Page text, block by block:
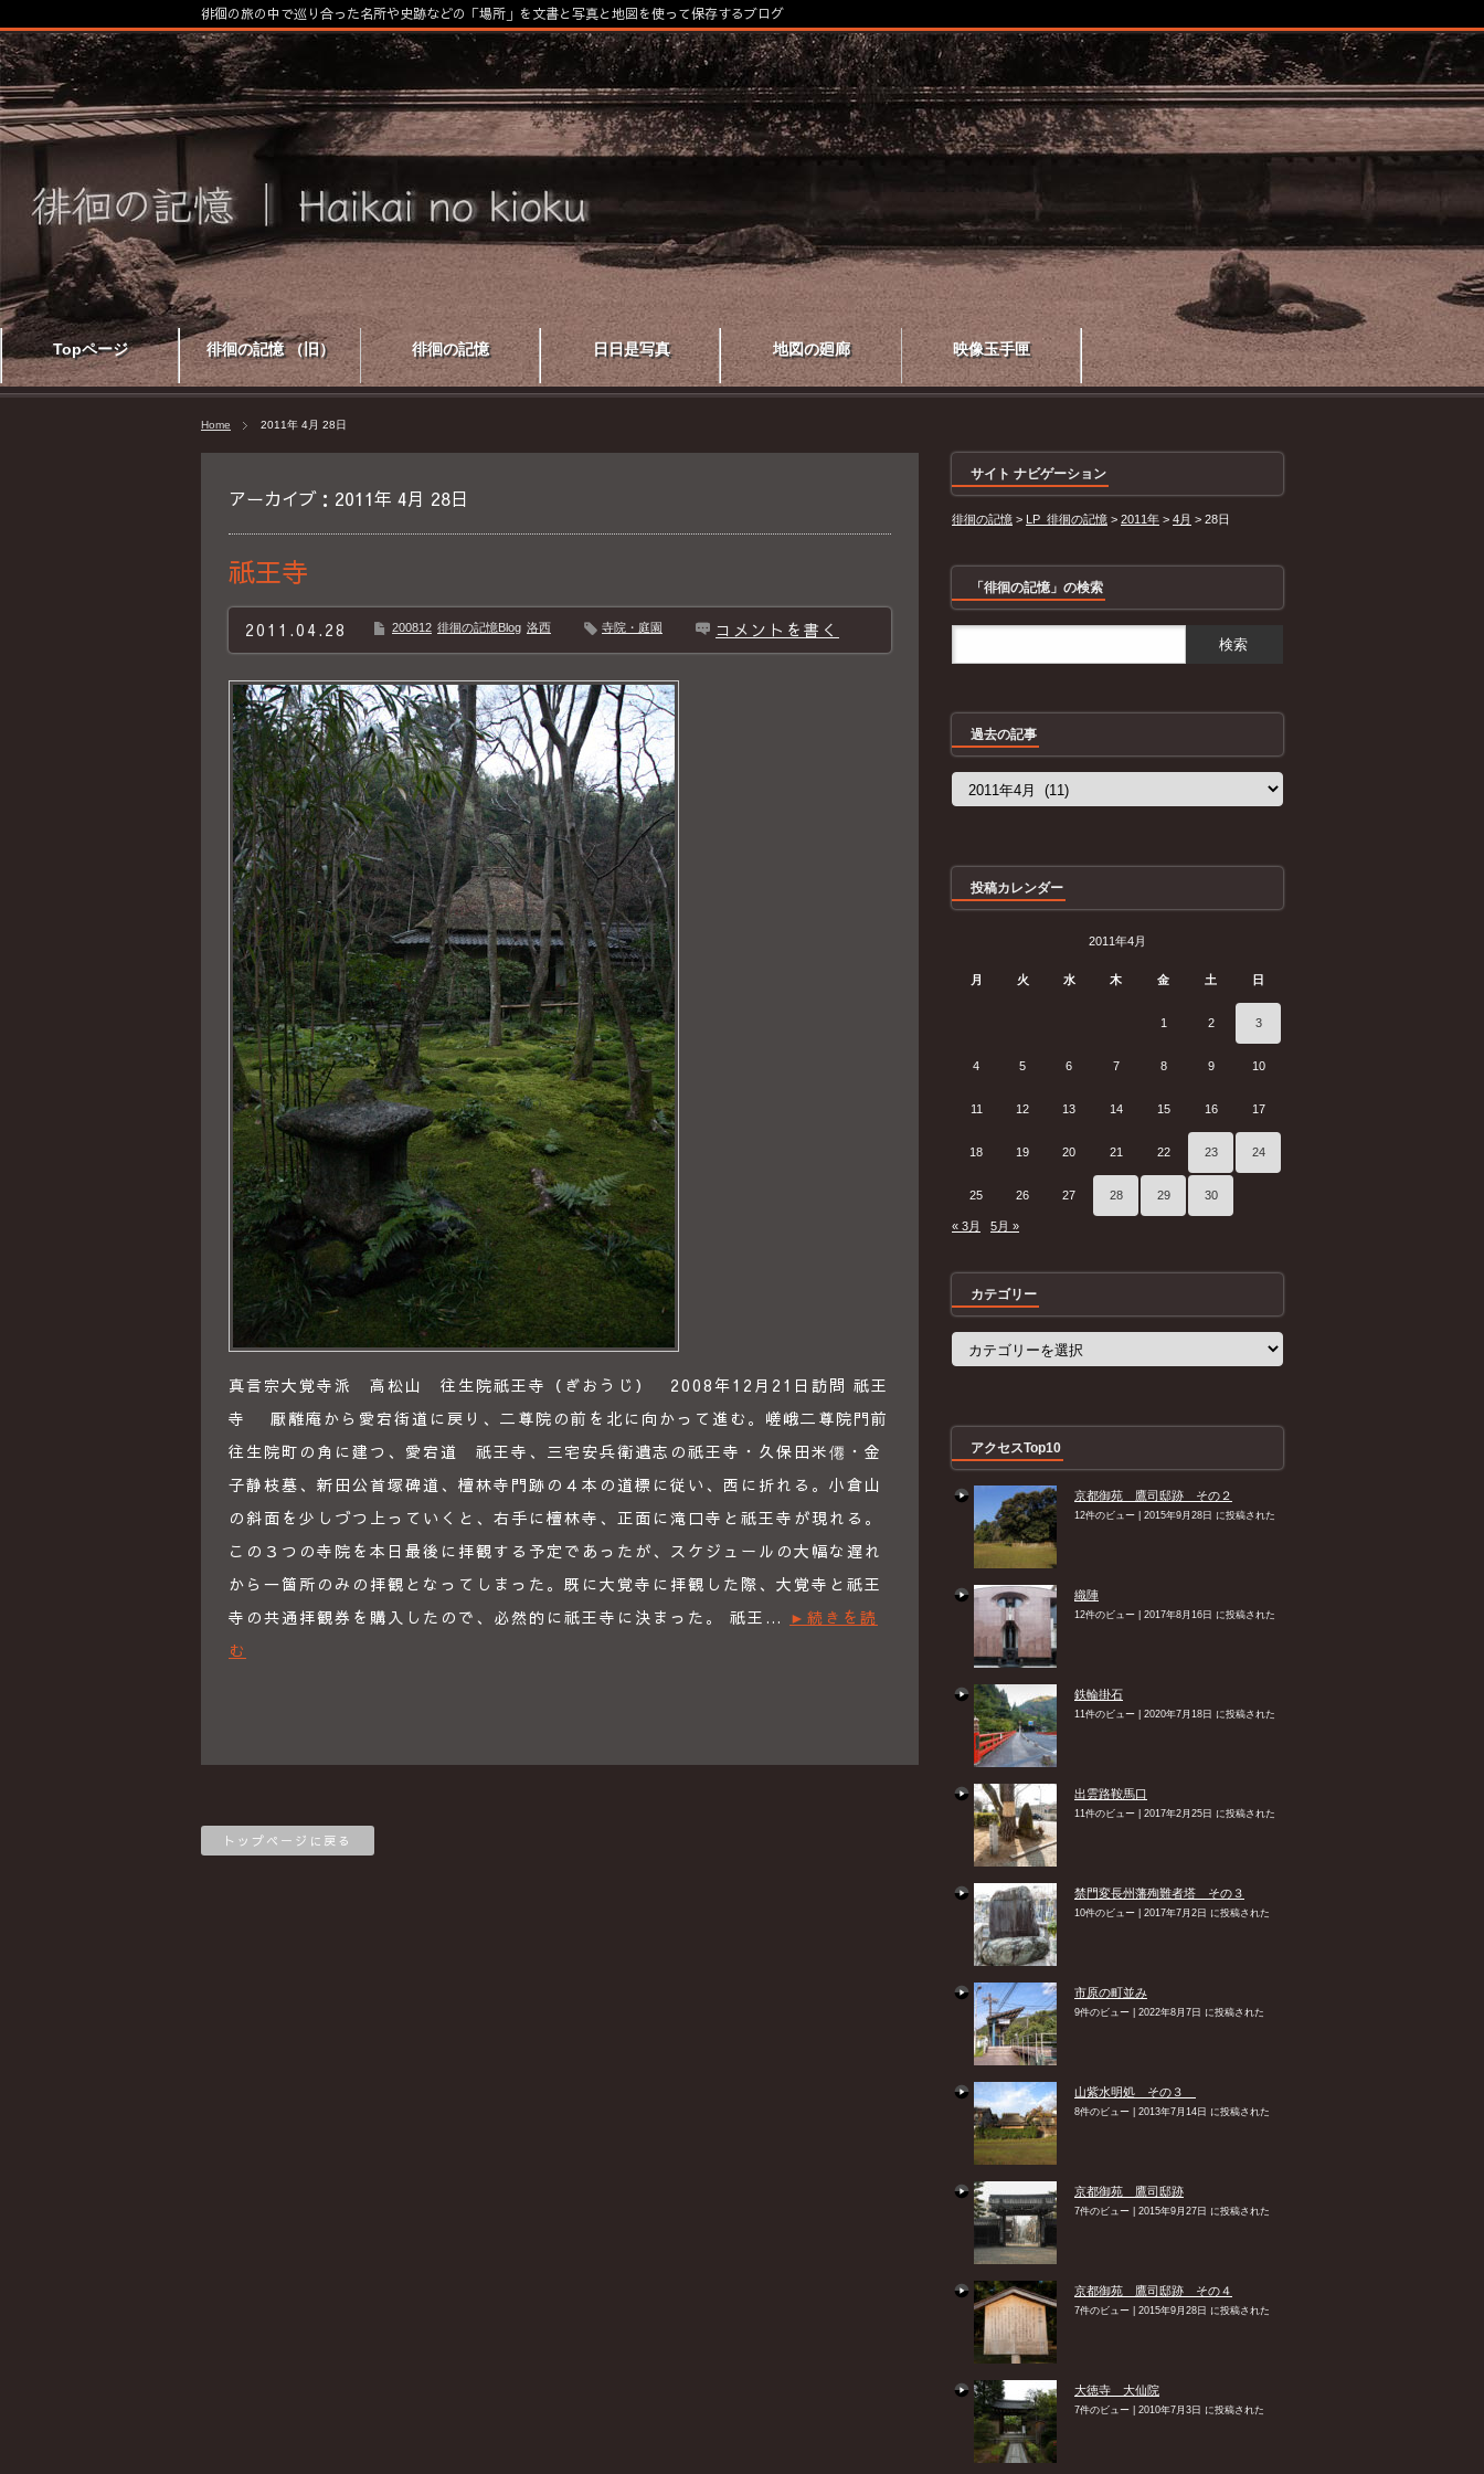
Topページ 徘徊の記憶 （旧） 徘徊の記憶 日日是写真 地図の廻廊 映像玉手匣
徘徊の旅の中で巡り合った名所や史跡などの「場所」を文書と写真と地図を使って保存するブログ
Home 2011年 4月 28日
アーカイブ：2011年 4月 28日
祇王寺
2011.04.28 200812 徘徊の記憶Blog 洛西 寺院・庭園 コメントを書く
真言宗大覚寺派 高松山 往生院祇王寺（ぎおうじ） 2008年12月21日訪問 祇王
寺 厭離庵から愛宕街道に戻り、二尊院の前を北に向かって進む。嵯峨二尊院門前
往生院町の角に建つ、愛宕道 祇王寺、三宅安兵衛遺志の祇王寺・久保田米僊・金
子静枝墓、新田公首塚碑道、檀林寺門跡の４本の道標に従い、西に折れる。小倉山
の斜面を少しづつ上っていくと、右手に檀林寺、正面に滝口寺と祇王寺が現れる。
この３つの寺院を本日最後に拝観する予定であったが、スケジュールの大幅な遅れ
から一箇所のみの拝観となってしまった。既に大覚寺に拝観した際、大覚寺と祇王
寺の共通拝観券を購入したので、必然的に祇王寺に決まった。 祇王… ►続きを読
む
トップページに戻る
サイト ナビゲーション
徘徊の記憶 > LP_徘徊の記憶 > 2011年 > 4月 > 28日
「徘徊の記憶」の検索
過去の記事
過
投稿カレンダー
2011年4月
月 火 水 木 金 土 日
1 2 3
4 5 6 7 8 9 10
11 12 13 14 15 16 17
18 19 20 21 22 23 24
25 26 27 28 29 30
« 3月 5月 »
カテゴリー
カ
アクセスTop10
京都御苑 鷹司邸跡 その２
12件のビュー 2015年9月28日 に投稿された
織陣
12件のビュー 2017年8月16日 に投稿された
鉄輪掛石
11件のビュー 2020年7月18日 に投稿された
出雲路鞍馬口
11件のビュー 2017年2月25日 に投稿された
禁門変長州藩殉難者塔 その３
10件のビュー 2017年7月2日 に投稿された
市原の町並み
9件のビュー 2022年8月7日 に投稿された
山紫水明処 その３
8件のビュー 2013年7月14日 に投稿された
京都御苑 鷹司邸跡
7件のビュー 2015年9月27日 に投稿された
京都御苑 鷹司邸跡 その４
7件のビュー 2015年9月28日 に投稿された
大徳寺 大仙院
7件のビュー 2010年7月3日 に投稿された